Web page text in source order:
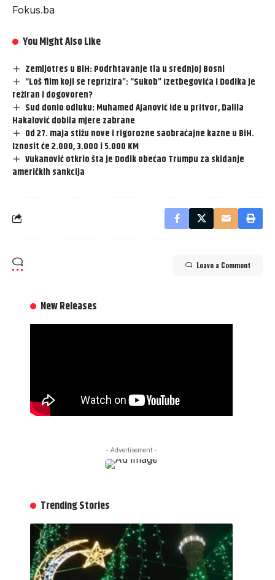
Fokus.ba
You Might Also Like
Zemljotres u BiH: Podrhtavanje tla u srednjoj Bosni
“Loš film koji se reprizira”: “Sukob” Izetbegovića i Dodika je
režiran i dogovoren?
Sud donio odluku: Muhamed Ajanović ide u pritvor, Dalila
Hakalović dobila mjere zabrane
Od 27. maja stižu nove i rigorozne saobraćajne kazne u BiH.
Iznosit će 2.000, 3.000 i 5.000 KM
Vukanović otkrio šta je Dodik obećao Trumpu za skidanje
američkih sankcija
Leave a Comment
New Releases
- Advertisement -
Trending Stories